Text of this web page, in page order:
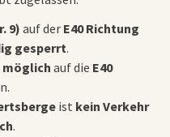
9) auf der E40 Richtung
gesperrt.
möglich auf die E40
ist kein Verkehr
.